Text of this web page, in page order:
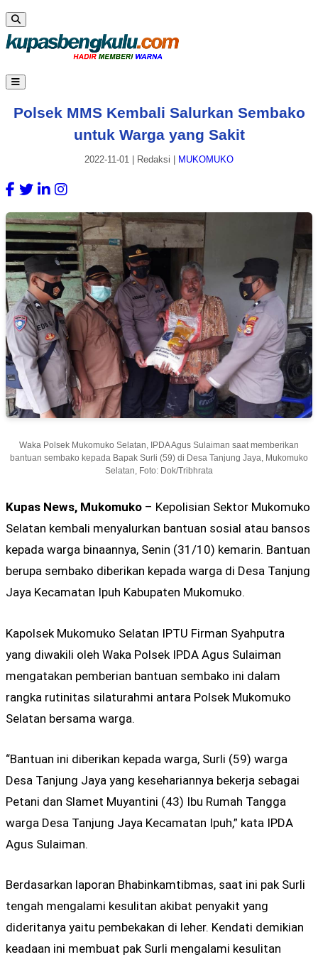
Polsek MMS Kembali Salurkan Sembako
untuk Warga yang Sakit
2022-11-01 Redaksi MUKOMUKO
Waka Polsek Mukomuko Selatan, IPDA Agus Sulaiman saat memberikan
bantuan sembako kepada Bapak Surli (59) di Desa Tanjung Jaya, Mukomuko
Selatan, Foto: Dok/Tribhrata
Kupas News, Mukomuko – Kepolisian Sektor Mukomuko
Selatan kembali menyalurkan bantuan sosial atau bansos
kepada warga binaannya, Senin (31/10) kemarin. Bantuan
berupa sembako diberikan kepada warga di Desa Tanjung
Jaya Kecamatan Ipuh Kabupaten Mukomuko.
Kapolsek Mukomuko Selatan IPTU Firman Syahputra
yang diwakili oleh Waka Polsek IPDA Agus Sulaiman
mengatakan pemberian bantuan sembako ini dalam
rangka rutinitas silaturahmi antara Polsek Mukomuko
Selatan bersama warga.
“Bantuan ini diberikan kepada warga, Surli (59) warga
Desa Tanjung Jaya yang kesehariannya bekerja sebagai
Petani dan Slamet Muyantini (43) Ibu Rumah Tangga
warga Desa Tanjung Jaya Kecamatan Ipuh,” kata IPDA
Agus Sulaiman.
Berdasarkan laporan Bhabinkamtibmas, saat ini pak Surli
tengah mengalami kesulitan akibat penyakit yang
dideritanya yaitu pembekakan di leher. Kendati demikian
keadaan ini membuat pak Surli mengalami kesulitan